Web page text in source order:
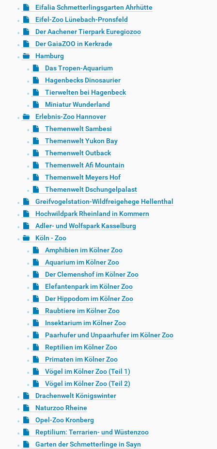
Eifalia Schmetterlingsgarten Ahrhütte
Eifel-Zoo Lünebach-Pronsfeld
Der Aachener Tierpark Euregiozoo
Der GaiaZOO in Kerkrade
Hamburg
Das Tropen-Aquarium
Hagenbecks Dinosaurier
Tierwelten bei Hagenbeck
Miniatur Wunderland
Erlebnis-Zoo Hannover
Themenwelt Sambesi
Themenwelt Yukon Bay
Themenwelt Outback
Themenwelt Afi Mountain
Themenwelt Meyers Hof
Themenwelt Dschungelpalast
Greifvogelstation-Wildfreigehege Hellenthal
Hochwildpark Rheinland in Kommern
Adler- und Wolfspark Kasselburg
Köln - Zoo
Amphibien im Kölner Zoo
Aquarium im Kölner Zoo
Der Clemenshof im Kölner Zoo
Elefantenpark im Kölner Zoo
Der Hippodom im Kölner Zoo
Raubtiere im Kölner Zoo
Insektarium im Kölner Zoo
Paarhufer und Unpaarhufer im Kölner Zoo
Reptilien im Kölner Zoo
Primaten im Kölner Zoo
Vögel im Kölner Zoo (Teil 1)
Vögel im Kölner Zoo (Teil 2)
Drachenwelt Königswinter
Naturzoo Rheine
Opel-Zoo Kronberg
Reptilium: Terrarien- und Wüstenzoo
Garten der Schmetterlinge in Sayn